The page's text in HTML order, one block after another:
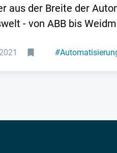
aus der Breite der
- von ABB bis
#